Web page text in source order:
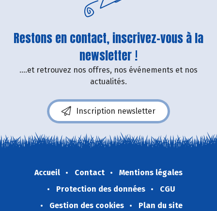
Restons en contact, inscrivez-vous à la
newsletter !
....et retrouvez nos offres, nos événements et nos
actualités.
Inscription newsletter
Accueil Contact
Mentions légales
Protection des données
CGU
Gestion des cookies
Plan du site